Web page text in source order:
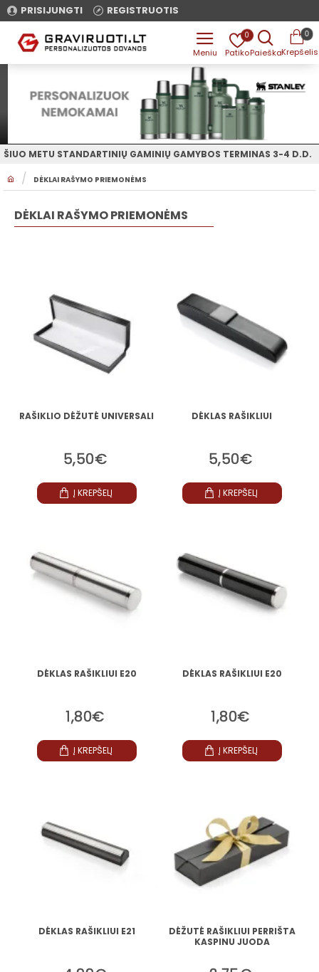
PRISIJUNGTI REGISTRUOTIS
0 0
O
DĖKLAI RAŠYMO PRIEMONĖMS
ŠIUO METU STANDARTINIŲ GAMINIŲ GAMYBOS TERMINAS 3-4 D.D.
DĖKLAI RAŠYMO PRIEMONĖMS
RAŠIKLIO DĖŽUTĖ UNIVERSALI
5,50€
Į KREPŠELĮ
DĖKLAS RAŠIKLIUI
5,50€
Į KREPŠELĮ
DĖKLAS RAŠIKLIUI E20
1,80€
Į KREPŠELĮ
DĖKLAS RAŠIKLIUI E20
1,80€
Į KREPŠELĮ
DĖKLAS RAŠIKLIUI E21
DĖŽUTĖ RAŠIKLIUI PERRIŠTA
KASPINU JUODA